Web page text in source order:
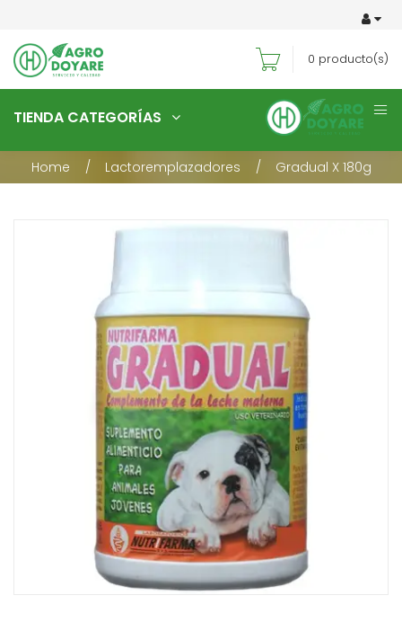
0 producto(s)
TIENDA CATEGORÍAS
Home Lactoremplazadores Gradual X 180g